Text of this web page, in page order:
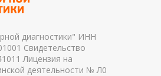
диагностики" ИНН
Свидетельство
Лицензия на
деятельности № Л0